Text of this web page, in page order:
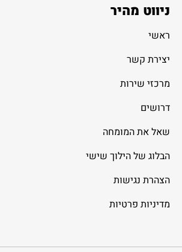
ניווט מהיר
ראשי
יצירת קשר
מרכזי שירות
דרושים
שאל את המומחה
הבלוג של הילוך שישי
הצהרת נגישות
מדיניות פרטיות